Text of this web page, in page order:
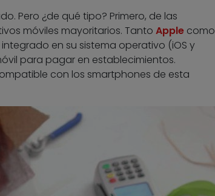
Pero ¿de qué tipo? Primero, de las
móviles mayoritarios. Tanto Applecomo
en su sistema operativo (iOS y
para pagar en establecimientos.
con los smartphones de esta